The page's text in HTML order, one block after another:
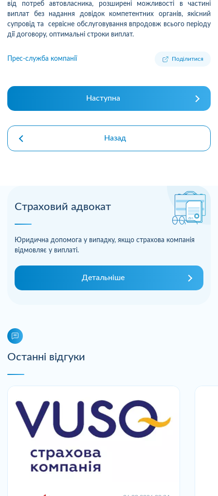
Страховий адвокат
Юридична допомога у випадку, якщо страхова компанія
відмовляє у виплаті.
Детальніше
Останні відгуки
від потреб автовласника, розширені можливості в частині
виплат без надання довідок компетентних органів, якісний
супровід та сервісне обслуговування впродовж всього періоду
дії договору, оптимальні строки виплат.
Прес-служба компанії Поділитися
Наступна
Назад